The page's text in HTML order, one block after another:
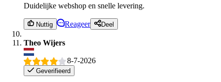
Duidelijke webshop en snelle levering.
Nuttig Reageer Deel
Theo Wijers
8-7-2026
Geverifieerd